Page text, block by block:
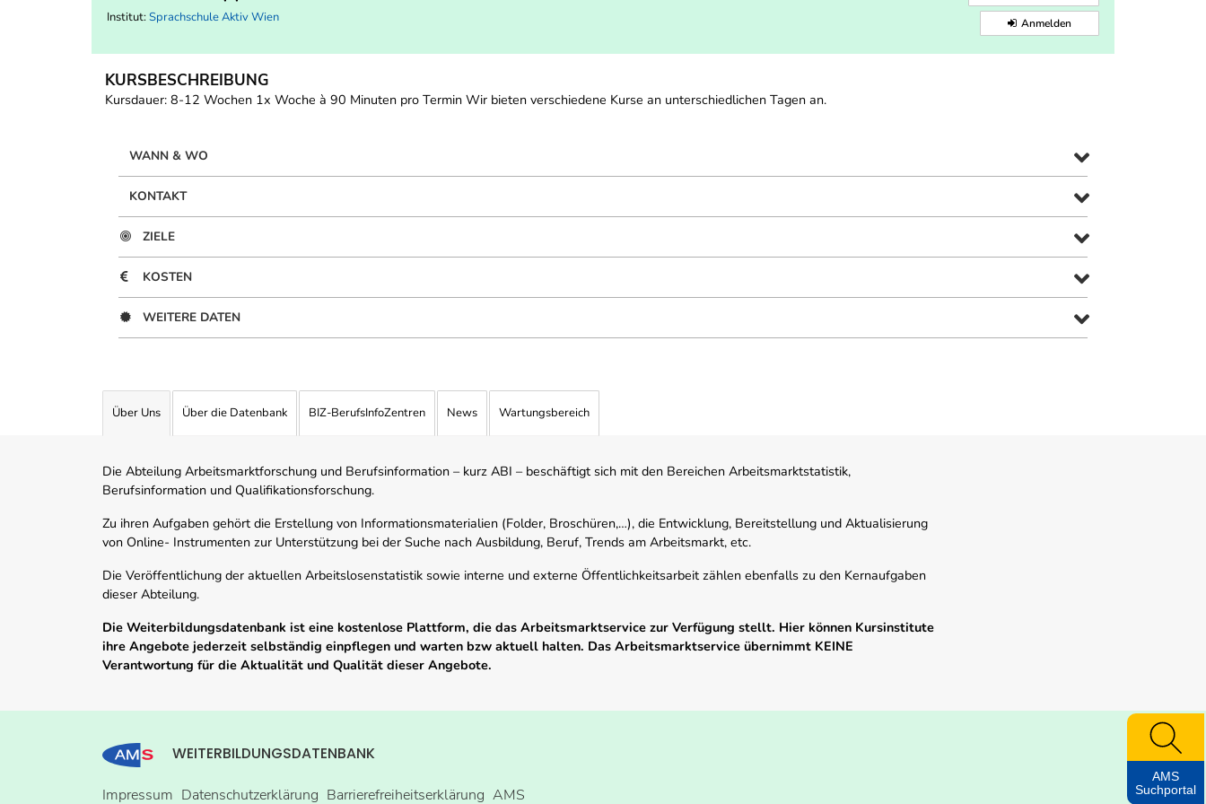
Institut: Sprachschule Aktiv Wien Anmelden
KURSBESCHREIBUNG
Kursdauer: 8-12 Wochen 1x Woche à 90 Minuten pro Termin Wir bieten verschiedene Kurse an unterschiedlichen Tagen an.
WANN & WO
KONTAKT
ZIELE
KOSTEN
WEITERE DATEN
Über Uns Über die Datenbank BIZ-BerufsInfoZentren News Wartungsbereich
Die Abteilung Arbeitsmarktforschung und Berufsinformation – kurz ABI – beschäftigt sich mit den Bereichen Arbeitsmarktstatistik,
Berufsinformation und Qualifikationsforschung.
Zu ihren Aufgaben gehört die Erstellung von Informationsmaterialien (Folder, Broschüren,…), die Entwicklung, Bereitstellung und Aktualisierung
von Online- Instrumenten zur Unterstützung bei der Suche nach Ausbildung, Beruf, Trends am Arbeitsmarkt, etc.
Die Veröffentlichung der aktuellen Arbeitslosenstatistik sowie interne und externe Öffentlichkeitsarbeit zählen ebenfalls zu den Kernaufgaben
dieser Abteilung.
Die Weiterbildungsdatenbank ist eine kostenlose Plattform, die das Arbeitsmarktservice zur Verfügung stellt. Hier können Kursinstitute
ihre Angebote jederzeit selbständig einpflegen und warten bzw aktuell halten. Das Arbeitsmarktservice übernimmt KEINE
Verantwortung für die Aktualität und Qualität dieser Angebote.
WEITERBILDUNGSDATENBANK
Impressum Datenschutzerklärung Barrierefreiheitserklärung AMS
AMS
Suchportal